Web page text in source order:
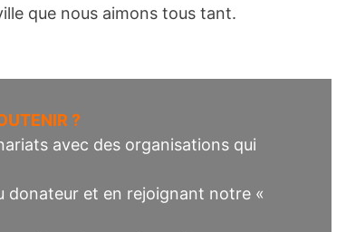
que nous aimons tous tant.
?
avec des organisations qui
donateur et en rejoignant notre «